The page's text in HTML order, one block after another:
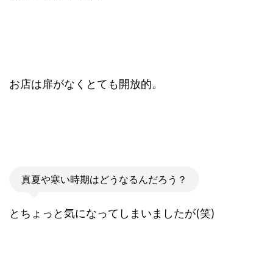
お店は扉がなくとても開放的。
真夏や寒い時期はどうなるんだろう？
とちょっと気になってしまいましたが(笑)